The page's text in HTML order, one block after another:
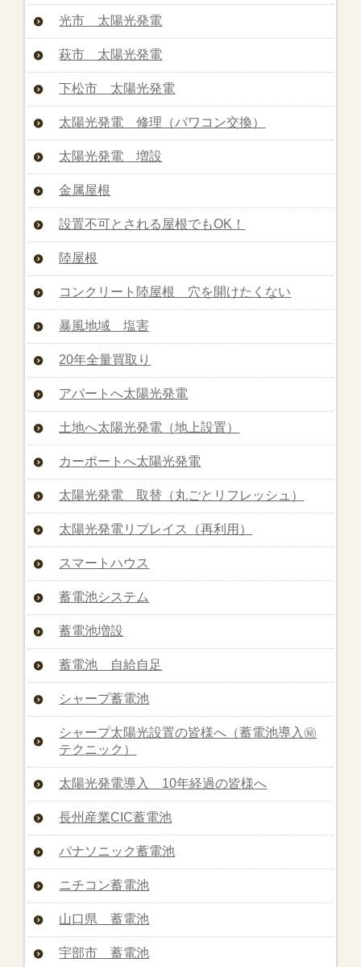
光市 太陽光発電
萩市 太陽光発電
下松市 太陽光発電
太陽光発電 修理（パワコン交換）
太陽光発電 増設
金属屋根
設置不可とされる屋根でもOK！
陸屋根
コンクリート陸屋根 穴を開けたくない
暴風地域 塩害
20年全量買取り
アパートへ太陽光発電
土地へ太陽光発電（地上設置）
カーポートへ太陽光発電
太陽光発電 取替（丸ごとリフレッシュ）
太陽光発電リプレイス（再利用）
スマートハウス
蓄電池システム
蓄電池増設
蓄電池 自給自足
シャープ蓄電池
シャープ太陽光設置の皆様へ（蓄電池導入㊙︎
テクニック）
太陽光発電導入 10年経過の皆様へ
長州産業CIC蓄電池
パナソニック蓄電池
ニチコン蓄電池
山口県 蓄電池
宇部市 蓄電池